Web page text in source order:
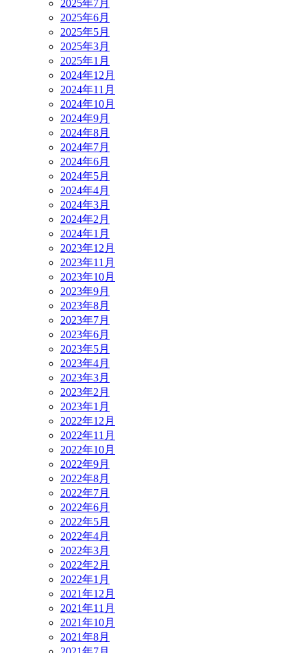
2025年7月
2025年6月
2025年5月
2025年3月
2025年1月
2024年12月
2024年11月
2024年10月
2024年9月
2024年8月
2024年7月
2024年6月
2024年5月
2024年4月
2024年3月
2024年2月
2024年1月
2023年12月
2023年11月
2023年10月
2023年9月
2023年8月
2023年7月
2023年6月
2023年5月
2023年4月
2023年3月
2023年2月
2023年1月
2022年12月
2022年11月
2022年10月
2022年9月
2022年8月
2022年7月
2022年6月
2022年5月
2022年4月
2022年3月
2022年2月
2022年1月
2021年12月
2021年11月
2021年10月
2021年8月